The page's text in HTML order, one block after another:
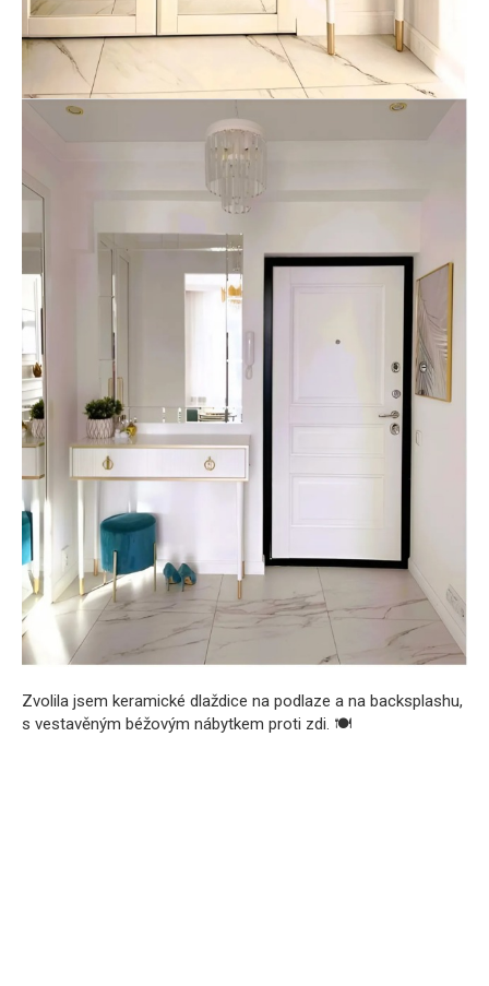
Zvolila jsem keramické dlaždice na podlaze a na backsplashu,
s vestavěným béžovým nábytkem proti zdi. 🍽️